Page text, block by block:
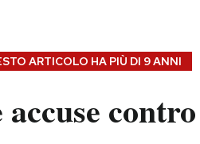
ARTICOLO HA PIÙ DI 9 ANNI